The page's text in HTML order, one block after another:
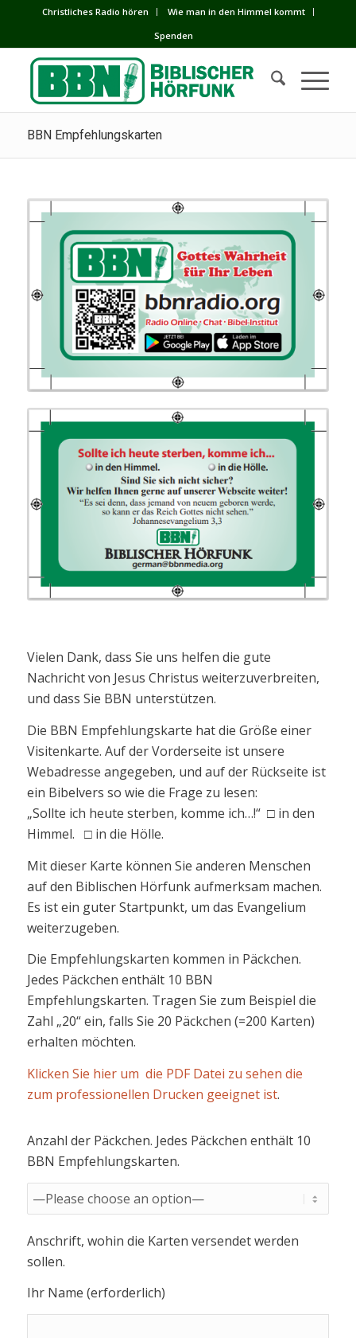
Сhristliches Radio hören
Wie man in den Himmel kommt
Spenden
BBN Empfehlungskarten
Vielen Dank, dass Sie uns helfen die gute
Nachricht von Jesus Christus weiterzuverbreiten,
und dass Sie BBN unterstützen.
Die BBN Empfehlungskarte hat die Größe einer
Visitenkarte. Auf der Vorderseite ist unsere
Webadresse angegeben, und auf der Rückseite ist
ein Bibelvers so wie die Frage zu lesen:
„Sollte ich heute sterben, komme ich…!“ □ in den
Himmel. □ in die Hölle.
Mit dieser Karte können Sie anderen Menschen
auf den Biblischen Hörfunk aufmerksam machen.
Es ist ein guter Startpunkt, um das Evangelium
weiterzugeben.
Die Empfehlungskarten kommen in Päckchen.
Jedes Päckchen enthält 10 BBN
Empfehlungskarten. Tragen Sie zum Beispiel die
Zahl „20“ ein, falls Sie 20 Päckchen (=200 Karten)
erhalten möchten.
Klicken Sie hier um die PDF Datei zu sehen die
zum professionellen Drucken geeignet ist.
Anzahl der Päckchen. Jedes Päckchen enthält 10
BBN Empfehlungskarten.
Anschrift, wohin die Karten versendet werden
sollen.
Ihr Name (erforderlich)